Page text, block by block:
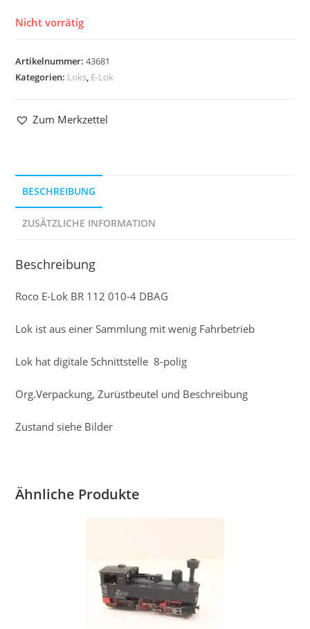
Nicht vorrätig
Artikelnummer:43681
Kategorien: Loks, E-Lok
Zum Merkzettel
BESCHREIBUNG
ZUSÄTZLICHE INFORMATION
Beschreibung
Roco E-Lok BR 112 010-4 DBAG
Lok ist aus einer Sammlung mit wenig Fahrbetrieb
Lok hat digitale Schnittstelle 8-polig
Org.Verpackung, Zurüstbeutel und Beschreibung
Zustand siehe Bilder
Ähnliche Produkte